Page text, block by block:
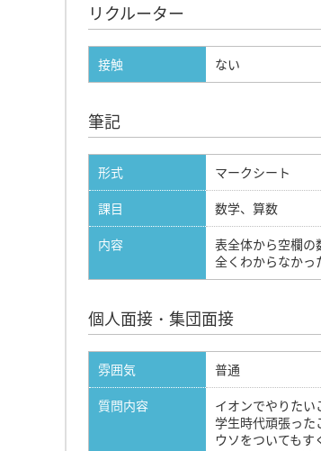
リクルーター
接触 ない
筆記
形式
マークシート
課目
数学、算数
内容
表全体から空欄の
全くわからなかっ
個人面接・集団面接
雰囲気
普通
質問内容
イオンでやりたい
学生時代頑張った
ウソをついてもす